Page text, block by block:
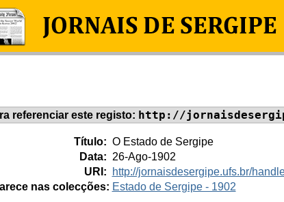
referenciar este registo: http://
Título: O Estado de Sergipe
Data: 26-Ago-1902
URI:
http://jornaisdesergipe.ufs.br/
nas colecções: Estado de Sergipe - 1902